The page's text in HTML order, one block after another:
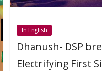
In English
Dhanush- DSP
Electrifying First